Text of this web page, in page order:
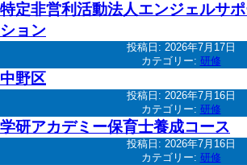
特定非営利活動法人エンジェルサ
ション
投稿日: 2026年7月17日
カテゴリー: 研修
中野区
投稿日: 2026年7月16日
カテゴリー: 研修
学研アカデミー保育士養成コース
投稿日: 2026年7月16日
カテゴリー: 研修